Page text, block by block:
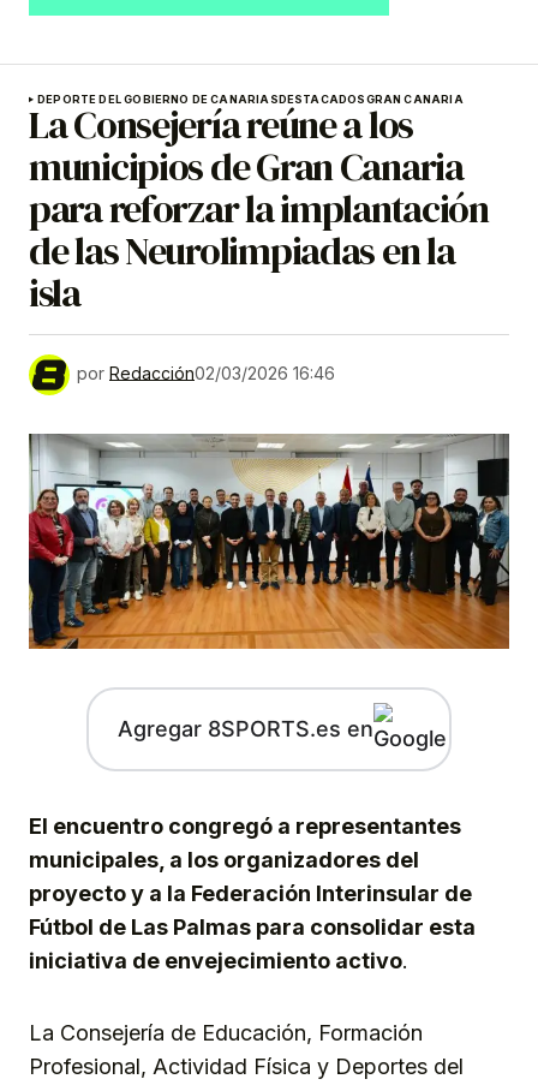
DEPORTE DEL GOBIERNO DE CANARIASDESTACADOSGRAN CANARIA
La Consejería reúne a los
municipios de Gran Canaria
para reforzar la implantación
de las Neurolimpiadas en la
isla
por Redacción02/03/2026 16:46
Agregar 8SPORTS.es en
El encuentro congregó a representantes
municipales, a los organizadores del
proyecto y a la Federación Interinsular de
Fútbol de Las Palmas para consolidar esta
iniciativa de envejecimiento activo.
La Consejería de Educación, Formación
Profesional, Actividad Física y Deportes del